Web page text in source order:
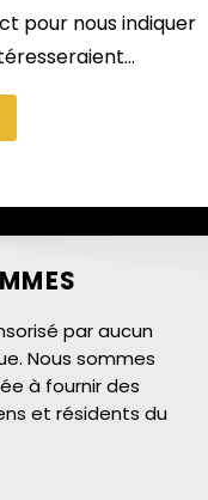
pour nous indiquer
par aucun
Nous sommes
à fournir des
et résidents du